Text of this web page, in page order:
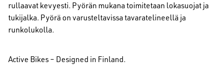
rullaavat kevyesti. Pyörän mukana toimitetaan lokasuojat ja
tukijalka. Pyörä on varusteltavissa tavaratelineellä ja
runkolukolla.
Active Bikes – Designed in Finland.